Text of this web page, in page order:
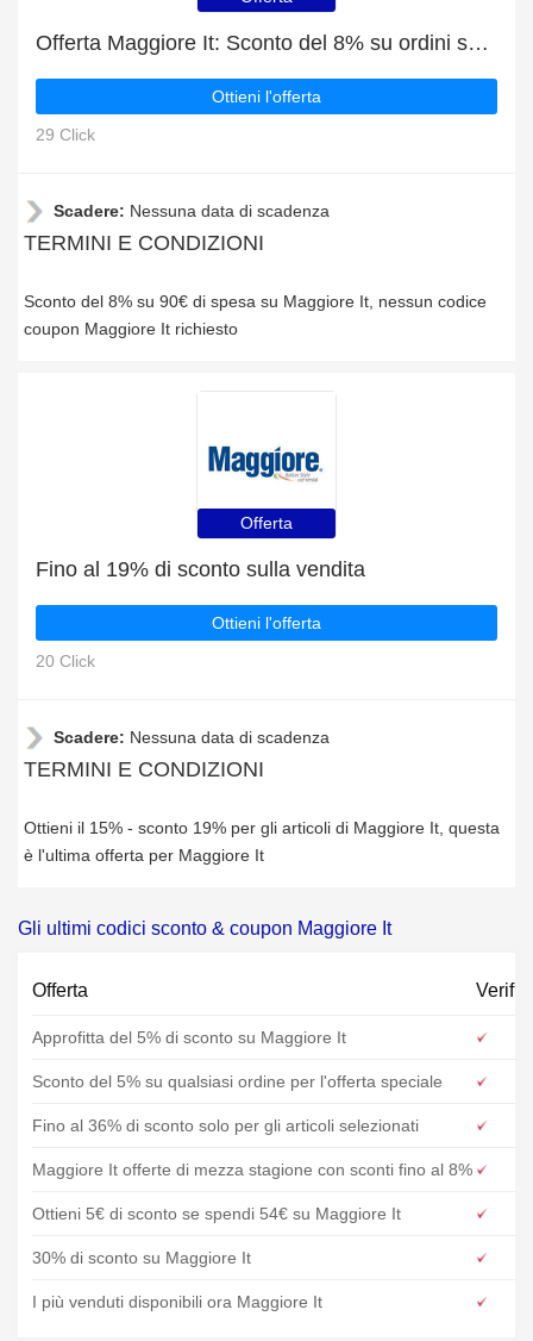
Offerta Maggiore It: Sconto del 8% su ordini superiori a 90€
Ottieni l'offerta
29 Click
Scadere: Nessuna data di scadenza
TERMINI E CONDIZIONI
Sconto del 8% su 90€ di spesa su Maggiore It, nessun codice
coupon Maggiore It richiesto
Offerta
Fino al 19% di sconto sulla vendita
Ottieni l'offerta
20 Click
Scadere: Nessuna data di scadenza
TERMINI E CONDIZIONI
Ottieni il 15% - sconto 19% per gli articoli di Maggiore It, questa
è l'ultima offerta per Maggiore It
Gli ultimi codici sconto & coupon Maggiore It
Offerta
Approfitta del 5% di sconto su Maggiore It
Sconto del 5% su qualsiasi ordine per l'offerta speciale
Fino al 36% di sconto solo per gli articoli selezionati
Maggiore It offerte di mezza stagione con sconti fino al 8%
Ottieni 5€ di sconto se spendi 54€ su Maggiore It
30% di sconto su Maggiore It
I più venduti disponibili ora Maggiore It